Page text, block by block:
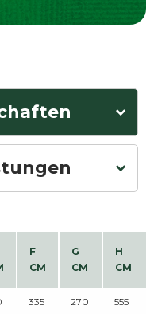
F
CM
G
CM
H
CM
335 270 555